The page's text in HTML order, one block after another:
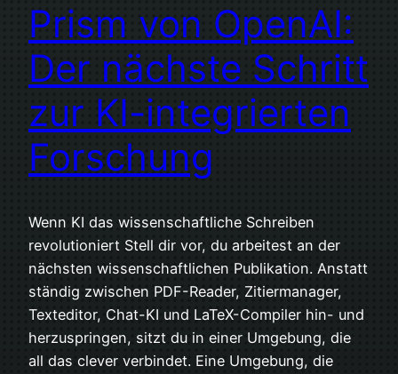
Prism von OpenAI:
Der nächste Schritt
zur KI-integrierten
Forschung
Wenn KI das wissenschaftliche Schreiben
revolutioniert Stell dir vor, du arbeitest an der
nächsten wissenschaftlichen Publikation. Anstatt
ständig zwischen PDF-Reader, Zitiermanager,
Texteditor, Chat-KI und LaTeX-Compiler hin- und
herzuspringen, sitzt du in einer Umgebung, die
all das clever verbindet. Eine Umgebung, die